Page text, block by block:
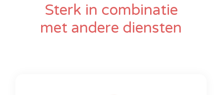
Sterk in combinatie
met andere diensten